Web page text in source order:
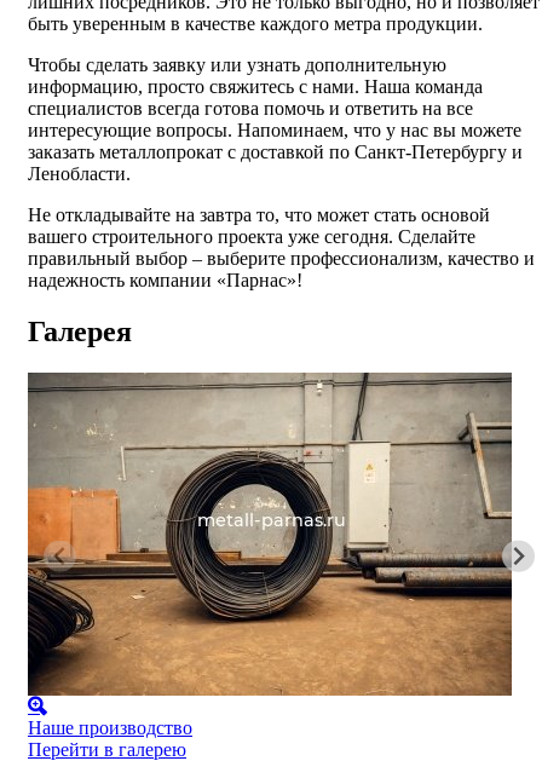
быть уверенным в качестве каждого метра продукции.
Чтобы сделать заявку или узнать дополнительную
информацию, просто свяжитесь с нами. Наша команда
специалистов всегда готова помочь и ответить на все
интересующие вопросы. Напоминаем, что у нас вы можете
заказать металлопрокат с доставкой по Санкт-Петербургу и
Ленобласти.
Не откладывайте на завтра то, что может стать основой
вашего строительного проекта уже сегодня. Сделайте
правильный выбор – выберите профессионализм, качество и
надежность компании «Парнас»!
Галерея
Наше производство
Перейти в галерею